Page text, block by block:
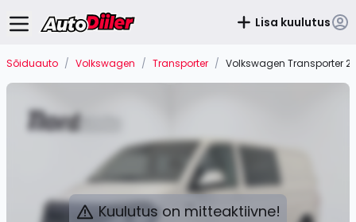
Lisa kuulutus
Sõiduauto / Volkswagen / Transporter / Volkswagen Transporter 2.0
Kuulutus on mitteaktiivne!